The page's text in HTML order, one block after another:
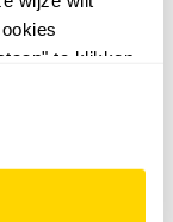
te klikken.